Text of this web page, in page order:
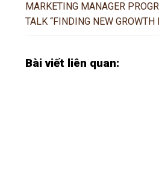
MARKETING MANAGER
TALK “FINDING NEW GROWTH
Bài viết liên quan: